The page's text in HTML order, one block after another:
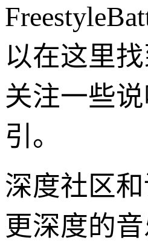
以在这里
关注一些
引。
深度社区
更深度的